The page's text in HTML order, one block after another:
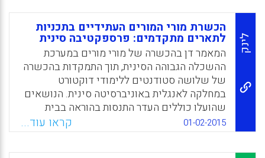
העת אחר מודלים יעילים יותר של הנחייה עבור
תלמידי מחקר לתארים מתקדמים. מודל הנחייה
של קהילת למידה (cohort) מבטיח מספר יתרונות,
אך המחברים טוענים שהצלחתו נעוצה בפיתוח
הייחודי של קהילת הלמידה עבור לימודי מחקר
של תארים מתקדמים (Choy, Sarojni; Delahaye,
Brian; Saggers, Beth, 2015).
WhatsApp
Facebook
Email
X
לינק
הכשרת מורי המורים העתידיים בתכניות
לתארים מתקדמים: פרספקטיבה סינית
המאמר דן בהכשרה של מורי מורים במערכת
ההשכלה הגבוהה הסינית, תוך התמקדות בהכשרה
של שלושה סטודנטים ללימודי דוקטורט
במחלקה לאנגלית באוניברסיטה סינית. הנושאים
שהועלו כוללים העדר התנסות בהוראה בבית
הספר בקרב הסטודנטים לדוקטורט, כמו גם
ההתפתחות של הסטודנטים כמורים (Rui (Eric)
Yuan).
01-02-2015 קראו עוד...